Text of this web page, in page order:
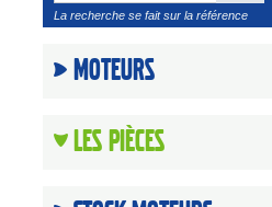
La recherche se fait sur la référence
Moteurs
Les Pièces